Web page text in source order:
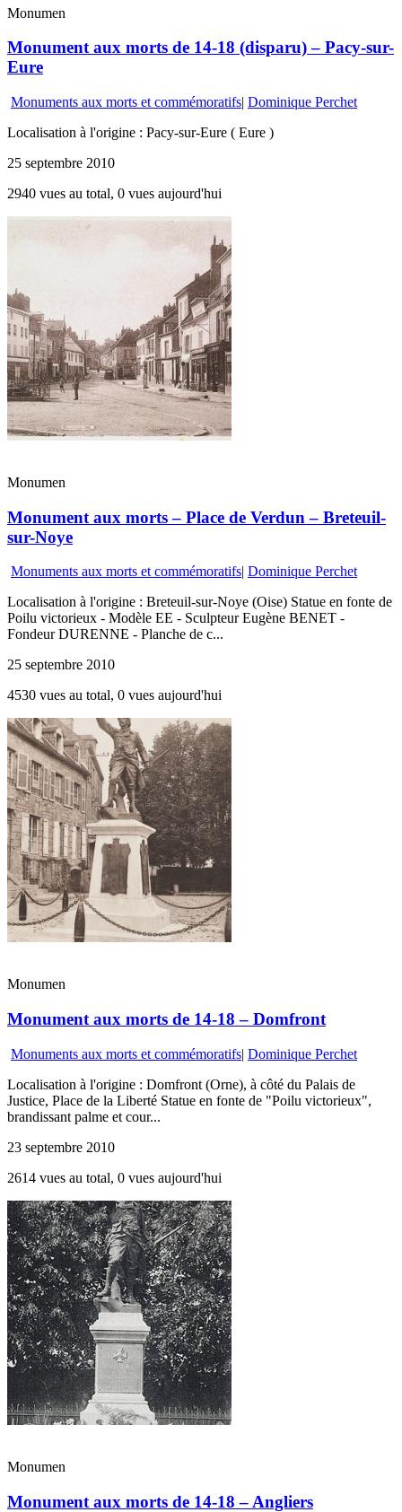
Monumen
Monument aux morts de 14-18 (disparu) – Pacy-sur-
Eure
Monuments aux morts et commémoratifs| Dominique Perchet
Localisation à l'origine : Pacy-sur-Eure ( Eure )
25 septembre 2010
2940 vues au total, 0 vues aujourd'hui
Monumen
Monument aux morts – Place de Verdun – Breteuil-
sur-Noye
Monuments aux morts et commémoratifs| Dominique Perchet
Localisation à l'origine : Breteuil-sur-Noye (Oise) Statue en fonte de
Poilu victorieux - Modèle EE - Sculpteur Eugène BENET -
Fondeur DURENNE - Planche de c...
25 septembre 2010
4530 vues au total, 0 vues aujourd'hui
Monumen
Monument aux morts de 14-18 – Domfront
Monuments aux morts et commémoratifs| Dominique Perchet
Localisation à l'origine : Domfront (Orne), à côté du Palais de
Justice, Place de la Liberté Statue en fonte de "Poilu victorieux",
brandissant palme et cour...
23 septembre 2010
2614 vues au total, 0 vues aujourd'hui
Monumen
Monument aux morts de 14-18 – Angliers